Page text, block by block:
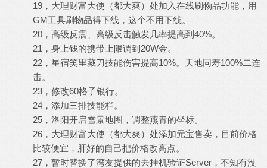
19，大理财富大使（都大爽）处加入在线刷物品功能，用
GM工具刷物品得下线，这个不用下线。
20，高级反震、高级反击触发几率提高到40%。
21，身上钱的携带上限调到20W金。
22，星宿笑里藏刀技能伤害提高10%。天地同寿100%二连
击。
23，修改60格子银行。
24，添加三排技能栏。
25，洛阳开启雪景地图，调整燕青的坐标。
26，大理财富大使（都大爽）处添加元宝售卖，目前价格
比较便宜，肝好的自己把价格改高点。
27，暂时替换了湾友提供的去挂机验证Server，不知有没